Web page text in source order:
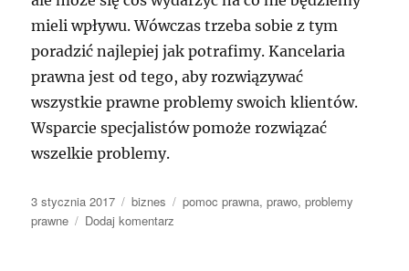
mieli wpływu. Wówczas trzeba sobie z tym
poradzić najlepiej jak potrafimy. Kancelaria
prawna jest od tego, aby rozwiązywać
wszystkie prawne problemy swoich klientów.
Wsparcie specjalistów pomoże rozwiązać
wszelkie problemy.
Data
publikacji
3 stycznia 2017 Kategorie
biznes Tagi
pomoc prawna,prawo,problemy
prawne
Dodaj komentarz